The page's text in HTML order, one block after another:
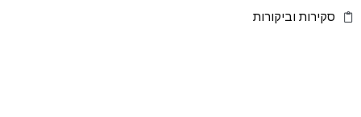
סקירות וביקורות